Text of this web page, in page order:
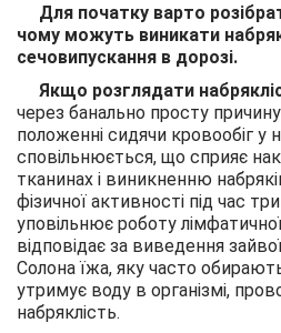
Для початку варто
чому можуть виникати
сечовипускання в дорозі.
Якщо розглядати
через банально просту
положенні сидячи кровообіг у
сповільнюється, що сприяє
тканинах і виникненню
фізичної активності під час
уповільнює роботу
відповідає за виведення
Солона їжа, яку часто
утримує воду в організмі,
набряклість.